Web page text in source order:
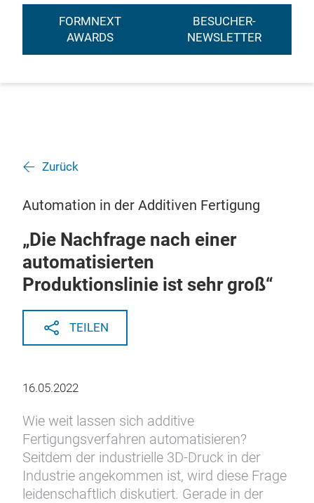
FORMNEXT
AWARDS
BESUCHER-
NEWSLETTER
Zurück
Automation in der Additiven Fertigung
„Die Nachfrage nach einer
automatisierten
Produktionslinie ist sehr groß“
TEILEN
16.05.2022
Wie weit lassen sich additive
Fertigungsverfahren automatisieren?
Seitdem der industrielle 3D-Druck in der
Industrie angekommen ist, wird diese Frage
leidenschaftlich diskutiert. Gerade in der